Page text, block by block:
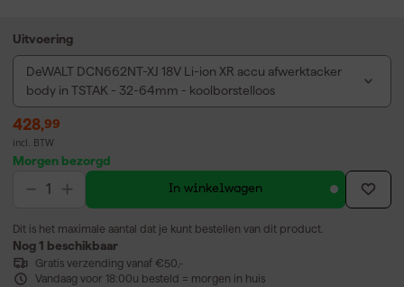
Uitvoering
DeWALT DCN662NT-XJ 18V Li-ion XR accu afwerktacker
body in TSTAK - 32-64mm - koolborstelloos
428,99
incl. BTW
Morgen bezorgd
In winkelwagen
Dit is het maximale aantal dat je kunt bestellen van dit product.
Nog 1 beschikbaar
Gratis verzending vanaf €50,-
Vandaag voor 18:00u besteld = morgen in huis